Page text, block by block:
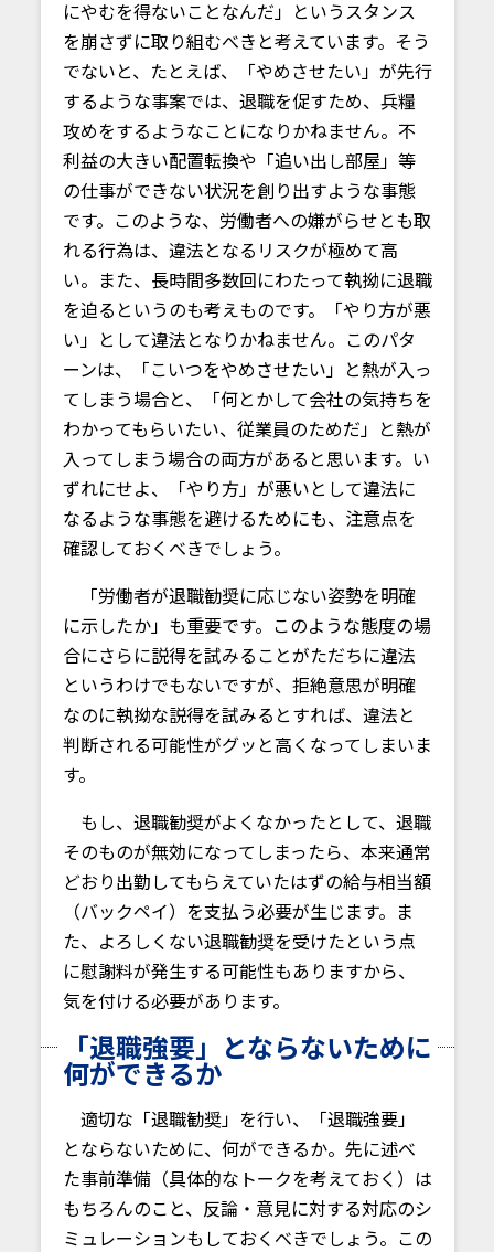
にやむを得ないことなんだ」というスタンス
を崩さずに取り組むべきと考えています。そう
でないと、たとえば、「やめさせたい」が先行
するような事案では、退職を促すため、兵糧
攻めをするようなことになりかねません。不
利益の大きい配置転換や「追い出し部屋」等
の仕事ができない状況を創り出すような事態
です。このような、労働者への嫌がらせとも取
れる行為は、違法となるリスクが極めて高
い。また、長時間多数回にわたって執拗に退職
を迫るというのも考えものです。「やり方が悪
い」として違法となりかねません。このパタ
ーンは、「こいつをやめさせたい」と熱が入っ
てしまう場合と、「何とかして会社の気持ちを
わかってもらいたい、従業員のためだ」と熱が
入ってしまう場合の両方があると思います。い
ずれにせよ、「やり方」が悪いとして違法に
なるような事態を避けるためにも、注意点を
確認しておくべきでしょう。
「労働者が退職勧奨に応じない姿勢を明確
に示したか」も重要です。このような態度の場
合にさらに説得を試みることがただちに違法
というわけでもないですが、拒絶意思が明確
なのに執拗な説得を試みるとすれば、違法と
判断される可能性がグッと高くなってしまいま
す。
もし、退職勧奨がよくなかったとして、退職
そのものが無効になってしまったら、本来通常
どおり出勤してもらえていたはずの給与相当額
（バックペイ）を支払う必要が生じます。ま
た、よろしくない退職勧奨を受けたという点
に慰謝料が発生する可能性もありますから、
気を付ける必要があります。
「退職強要」とならないために
何ができるか
適切な「退職勧奨」を行い、「退職強要」
とならないために、何ができるか。先に述べ
た事前準備（具体的なトークを考えておく）は
もちろんのこと、反論・意見に対する対応のシ
ミュレーションもしておくべきでしょう。この